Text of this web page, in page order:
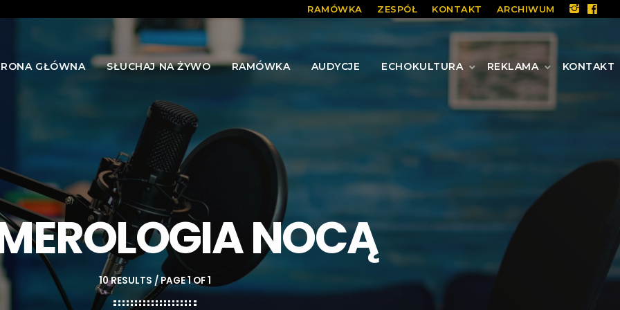
RAMÓWKA ZESPÓŁ KONTAKT ARCHIWUM
GŁÓWNA SŁUCHAJ NA ŻYWO RAMÓWKA AUDYCJE ECHOKULTURA REKLAMA KONTAKT
NOCĄ
10 RESULTS / PAGE 1 OF 1